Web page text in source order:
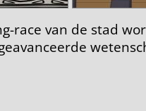
race van de stad